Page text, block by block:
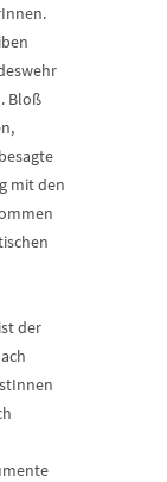
Bloß
mit den
der